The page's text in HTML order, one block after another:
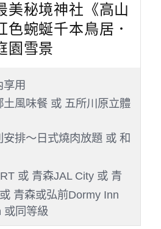
秘境神社《高山
色蜿蜒千本鳥居．
園雪景
用
土風味餐 或 五所川原立體
排～日式燒肉放題 或 和
或 青森JAL City 或 青
青森或弘前Dormy Inn
或同等級